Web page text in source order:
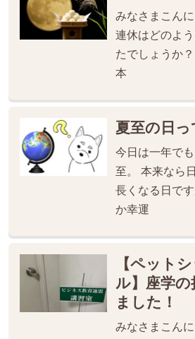
みなさまこん
連休はどのよ
たでしょうか
本
夏至の日っ
今日は一年で
至。 本来なら
長くなる日で
か幸運
【ペット
ル】座学
ました！
みなさまこん